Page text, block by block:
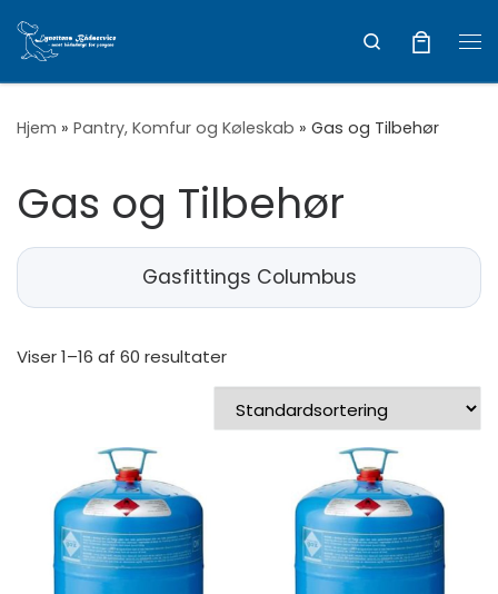
Vis hele indholdet
Search
Hjem » Pantry, Komfur og Køleskab » Gas og Tilbehør
Gas og Tilbehør
Gasfittings Columbus
Viser 1–16 af 60 resultater